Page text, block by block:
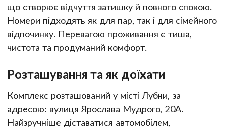
що створює відчуття затишку й повного спокою.
Номери підходять як для пар, так і для сімейного
відпочинку. Перевагою проживання є тиша,
чистота та продуманий комфорт.
Розташування та як доїхати
Комплекс розташований у місті Лубни, за
адресою: вулиця Ярослава Мудрого, 20А.
Найзручніше діставатися автомобілем,